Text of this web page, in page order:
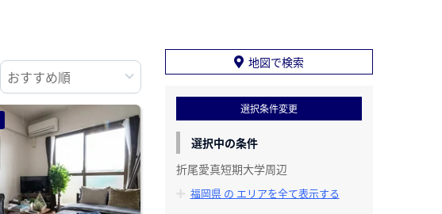
地図で検索
選択条件変更
選択中の条件
折尾愛真短期大学周辺
福岡県 の エリアを全て表示する